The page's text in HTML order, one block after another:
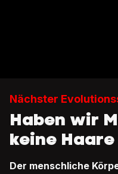
Nächster
Haben wir
keine
Der menschliche